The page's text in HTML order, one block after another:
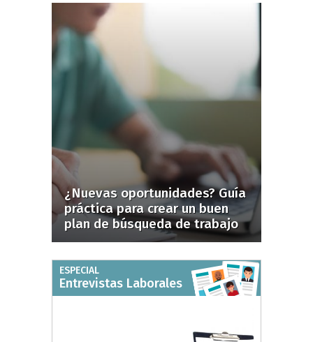
¿Nuevas oportunidades? Guía
práctica para crear un buen
plan de búsqueda de trabajo
ESPECIAL
Entrevistas Laborales